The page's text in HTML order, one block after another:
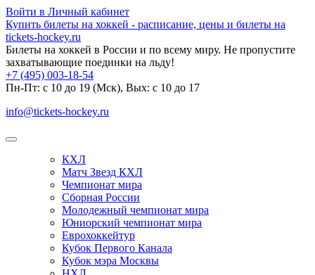
Войти в Личный кабинет
Купить билеты на хоккей - расписание, цены и билеты на
tickets-hockey.ru
Билеты на хоккей в России и по всему миру. Не пропустите
захватывающие поединки на льду!
+7 (495) 003-18-54
Пн-Пт: c 10 до 19 (Мск), Вых: с 10 до 17
info@tickets-hockey.ru
КХЛ
Матч Звезд КХЛ
Чемпионат мира
Сборная России
Молодежный чемпионат мира
Юниорский чемпионат мира
Еврохоккейтур
Кубок Первого Канала
Кубок мэра Москвы